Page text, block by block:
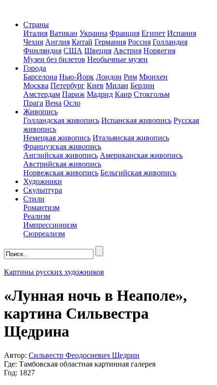
Страны
Италия Ватикан Украина Франция Египет Испания
Чехия Англия Китай Германия Россия Голландия
Финляндия США Швеция Австрия Норвегия
Музеи без билетов Необычные музеи
Города
Барселона Нью-Йорк Лондон Рим Мюнхен
Москва Петербург Киев Милан Берлин
Амстердам Париж Мадрид Каир Стокгольм
Прага Вена Осло
Живопись
Голландская живопись Испанская живопись Русская
живопись
Немецкая живопись Итальянская живопись
Французская живопись
Английская живопись Американская живопись
Австрийская живопись
Норвежская живопись Бельгийская живопись
Художники
Скульптура
Стили
Романтизм
Реализм
Импрессионизм
Сюрреализм
Картины русских художников
«Лунная ночь в Неаполе»,
картина Сильвестра
Щедрина
Автор: Сильвестр Феодосиевич Щедрин
Где: Тамбовская областная картинная галерея
Год: 1827